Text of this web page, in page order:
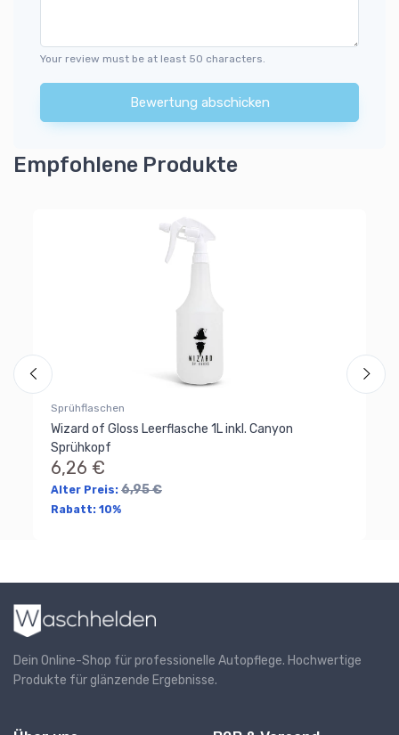
Your review must be at least 50 characters.
Bewertung abschicken
Empfohlene Produkte
Sprühflaschen
Wizard of Gloss Leerflasche 1L inkl. Canyon
Sprühkopf
6,26 €
Alter Preis: 6,95 €
Rabatt: 10%
Dein Online-Shop für professionelle Autopflege. Hochwertige
Produkte für glänzende Ergebnisse.